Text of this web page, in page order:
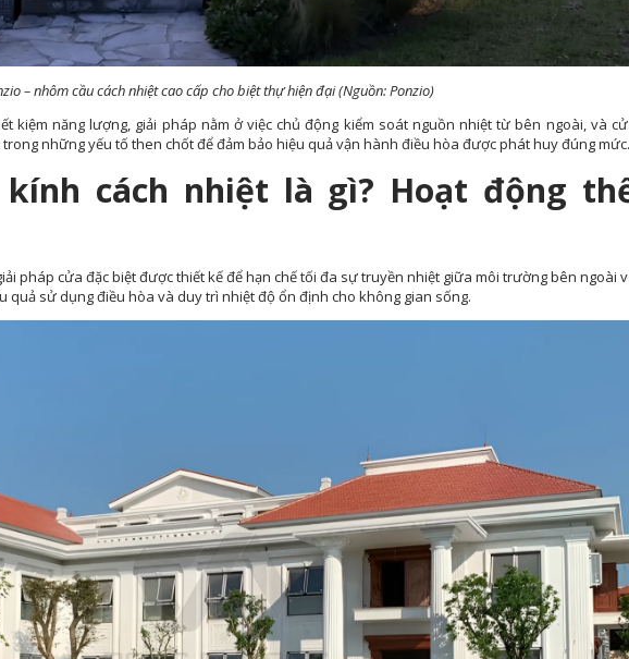
– nhôm cầu cách nhiệt cao cấp cho biệt thự hiện đại (Nguồn: Ponzio)
kiệm năng lượng, giải pháp nằm ở việc chủ động kiểm soát nguồn nhiệt từ bên ngoài, và
những yếu tố then chốt để đảm bảo hiệu quả vận hành điều hòa được phát huy đúng mức.
kính cách nhiệt là gì? Hoạt động
pháp cửa đặc biệt được thiết kế để hạn chế tối đa sự truyền nhiệt giữa môi trường bên ngoài
quả sử dụng điều hòa và duy trì nhiệt độ ổn định cho không gian sống.